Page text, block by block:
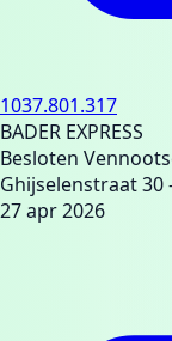
1037.801.317
BADER EXPRESS
Besloten
Ghijselenstraat 30
27 apr 2026